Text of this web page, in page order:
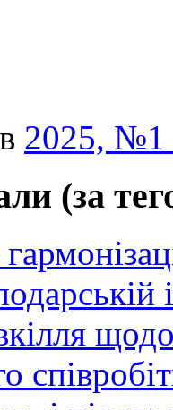
2025, №1
(за